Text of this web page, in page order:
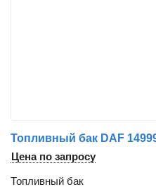
Топливный бак DAF
Цена по запросу
Топливный бак